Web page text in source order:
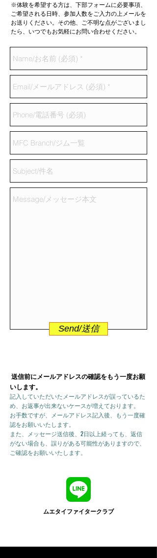
※体験を希望する方は、下部フォームに必要事項、
ご希望される日時、参加人数をご入力の上メールを
お送りください。その他、ご不明な点がございまし
たら、いつでもお気軽にお問い合わせください。
Send/送信
送信前にメールアドレスの確認をもう一度お願
いします。
記入していただいたメールアドレスが誤っているた
め、お返事が出来ないケースが増えております。
お手数ですが、メールアドレス記入後、もう一度確
認をお願いいたします。
また、メッセージ送信後、2日以上経っても、返信
がない場合も、誤りがある可能性がありますので、
ご確認をお願いいたします。
ムエタイファイタークラブ